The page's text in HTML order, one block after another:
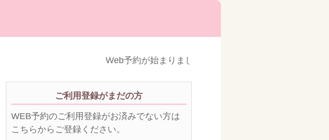
Web予約が始まりました!!
ご利用登録がまだの方
WEB予約のご利用登録がお済みでない方は
こちらからご登録ください。